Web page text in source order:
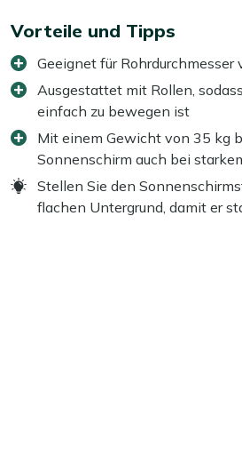
Vorteile und Tipps
Geeignet für
Ausgestattet mit Rollen,
einfach zu bewegen ist
Mit einem Gewicht von 35 kg
Sonnenschirm auch bei
Stellen Sie den
flachen Untergrund, damit er